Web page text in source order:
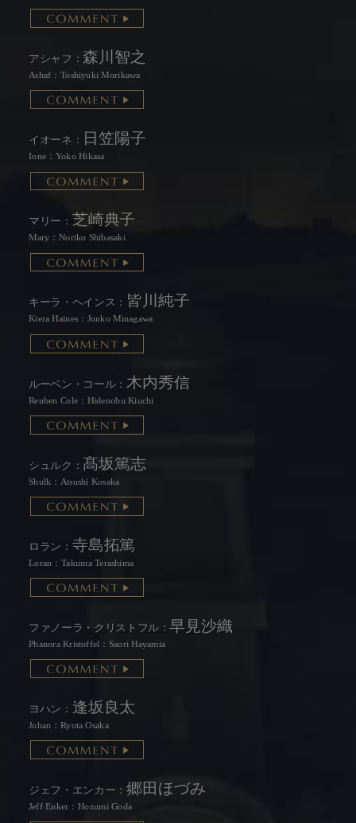
CHARACTER
アシャフ：森川智之
Ashaf：Toshiyuki Morikawa
イオーネ： 日笠陽子
Ione：Yoko Hikasa
マリー： 芝崎典子
Mary：Noriko Shibasaki
キーラ・ヘインス： 皆川純子
Kiera Haines：Junko Minagawa
ルーベン・コール： 木内秀信
Reuben Cole：Hidenobu Kiuchi
シュルク： 髙坂篤志
Shulk：Atsushi Kosaka
ロラン： 寺島拓篤
Loran：Takuma Terashima
ファノーラ・クリストフル：早見沙織
Phanora Kristoffel：Saori Hayamia
ヨハン： 逢坂良太
Johan：Ryota Osaka
ジェフ・エンカー： 郷田ほづみ
Jeff Enker：Hozumi Goda